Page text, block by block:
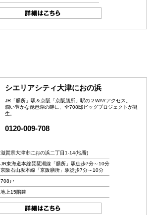
シエリアシティ大津におの浜
JR「膳所」駅＆京阪「京阪膳所」駅の２WAYアクセス。
潤い豊かな琵琶湖の畔に、全708邸ビッグプロジェクトが誕
生。
0120-009-708
滋賀県大津市におの浜二丁目1-14(地番)
JR東海道本線琵琶湖線「膳所」駅徒歩7分～10分
京阪石山坂本線「京阪膳所」駅徒歩7分～10分
708戸
地上15階建